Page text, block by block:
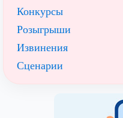
Конкурсы
Розыгрыши
Извинения
Сценарии